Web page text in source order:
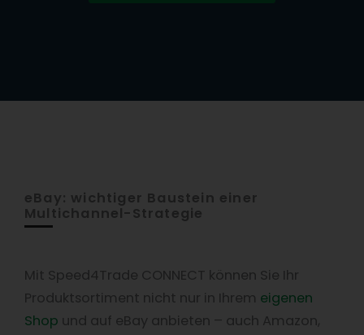
eBay: wichtiger Baustein einer
Multichannel-Strategie
Mit Speed4Trade CONNECT können Sie Ihr
Produktsortiment nicht nur in Ihrem eigenen
Shop und auf eBay anbieten – auch Amazon,